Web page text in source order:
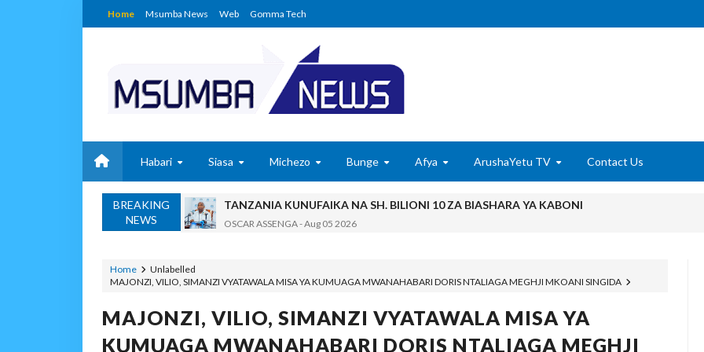
Home Msumba News Web Gomma Tech
Habari Siasa Michezo Bunge Afya ArushaYetu TV Contact Us
BREAKING
NEWS
TANZANIA KUNUFAIKA NA SH. BILIONI 10 ZA BIASHARA YA KABONI
OSCAR ASSENGA-Aug 05 2026
TIRDO YAFICHUA FURSA ZA BIASHARA KUPITIA UCHAKATAJI WA MAZAO
OSCAR ASSENGA-Aug 05 2026
Alex Sonna
BARRICK NORTH MARA YAZIDI KUBORESHA MAISHA YA WANANCHI TARIME KUPITIA
WAKULIMA, WAFUGAJI, WAVUVI WAPONGEZWA KWA KUCHANGIA UTOSHELEVU WA
MSUMBA-Aug 05 2026
Home
Unlabelled
MAJONZI, VILIO, SIMANZI VYATAWALA MISA YA KUMUAGA MWANAHABARI DORIS NTALIAGA MEGHJI MKOANI SINGIDA
MAJONZI, VILIO, SIMANZI VYATAWALA MISA YA
KUMUAGA MWANAHABARI DORIS NTALIAGA MEGHJI